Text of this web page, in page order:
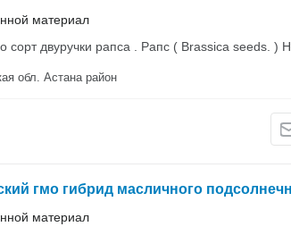
материал
сорт двуручки рапса . Рапс ( Brassica seeds. )
Казахстан, Актюбинская обл. Астана район
гмо гибрид масличного
материал